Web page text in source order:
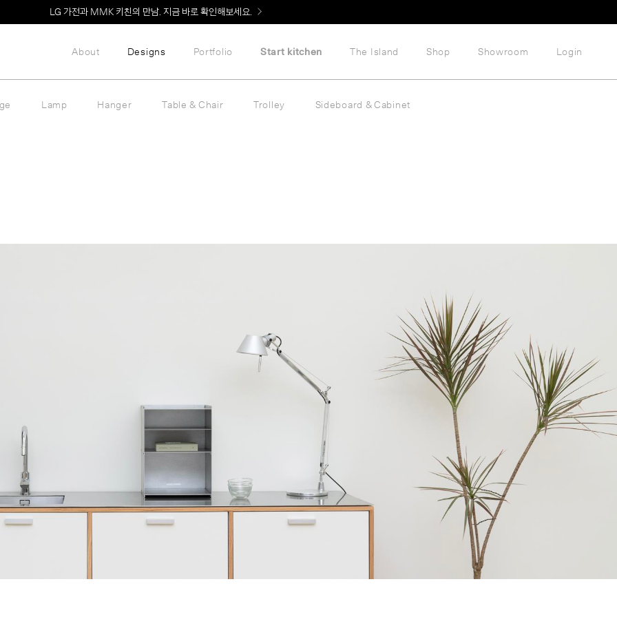
LG 가전과 MMK 키친의 만남. 지금 바로 확인해보세요.
About Designs Portfolio Start kitchen The Island Shop Showroom Login
Lamp Hanger Table & Chair Trolley Sideboard & Cabinet